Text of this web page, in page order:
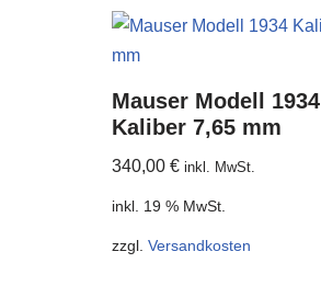
Mauser Modell 1934
Kaliber 7,65 mm
340,00 € inkl. MwSt.
inkl. 19 % MwSt.
zzgl. Versandkosten